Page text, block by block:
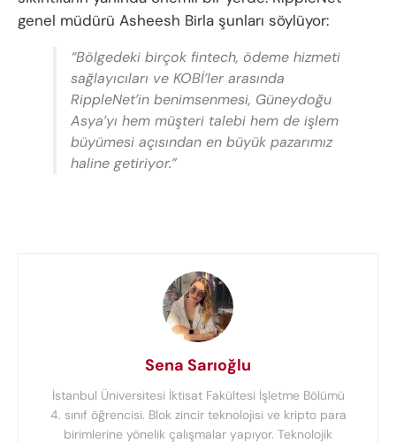
genel müdürü Asheesh Birla şunları söylüyor:
“Bölgedeki birçok fintech, ödeme hizmeti
sağlayıcıları ve KOBİ’ler arasında
RippleNet’in benimsenmesi, Güneydoğu
Asya’yı hem müşteri talebi hem de işlem
büyümesi açısından en büyük pazarımız
haline getiriyor.”
Sena Sarıoğlu
İstanbul Üniversitesi İktisat Fakültesi İşletme Bölümü
4. sınıf öğrencisi. Blok zincir teknolojisi ve kripto para
birimlerine yönelik çalışmalar yapıyor. Teknolojik